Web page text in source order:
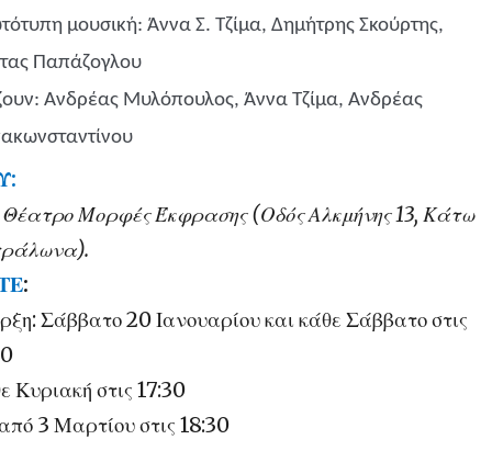
μουσική: Άννα Σ. Τζίμα, Δημήτρης Σκούρτης,
Παπάζογλου
Ανδρέας Μυλόπουλος, Άννα Τζίμα, Ανδρέας
Μορφές Έκφρασης (Οδός Αλκμήνης 13, Κάτω
:
Σάββατο 20 Ιανουαρίου και κάθε Σάββατο στις
Κυριακή στις 17:30
3 Μαρτίου στις 18:30